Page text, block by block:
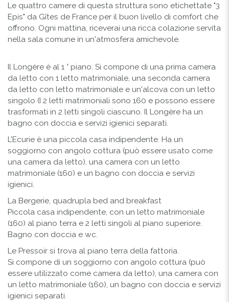
Le quattro camere di questa struttura sono etichettate "3
Epis" da Gîtes de France per il buon livello di comfort che
offrono. Ogni mattina, riceverai una ricca colazione servita
nella sala comune in un'atmosfera amichevole.
Il Longère è al 1 ° piano. Si compone di una prima camera
da letto con 1 letto matrimoniale, una seconda camera
da letto con letto matrimoniale e un'alcova con un letto
singolo (I 2 letti matrimoniali sono 160 e possono essere
trasformati in 2 letti singoli ciascuno. Il Longère ha un
bagno con doccia e servizi igienici separati.
L'Ecurie è una piccola casa indipendente. Ha un
soggiorno con angolo cottura (può essere usato come
una camera da letto), una camera con un letto
matrimoniale (160) e un bagno con doccia e servizi
igienici.
La Bergerie, quadrupla bed and breakfast
Piccola casa indipendente, con un letto matrimoniale
(160) al piano terra e 2 letti singoli al piano superiore.
Bagno con doccia e wc.
Le Pressoir si trova al piano terra della fattoria.
Si compone di un soggiorno con angolo cottura (può
essere utilizzato come camera da letto), una camera con
un letto matrimoniale (160), un bagno con doccia e servizi
igienici separati.